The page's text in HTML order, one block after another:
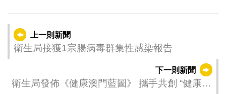
上一則新聞
衛生局接獲1宗腸病毒群集性感染報告
下一則新聞
衛生局發佈《健康澳門藍圖》 攜手共創 “健康澳